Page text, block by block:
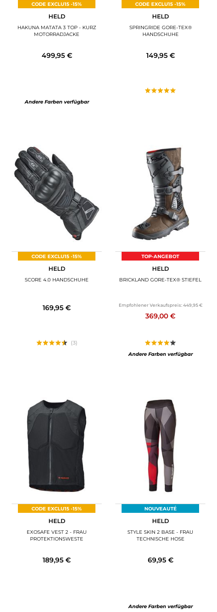
CODE EXCLU15 -15%
HELD
HAKUNA MATATA 3 TOP - KURZ
MOTORRADJACKE
499,95 €
Andere Farben verfügbar
CODE EXCLU15 -15%
HELD
SPRINGRIDE GORE-TEX®
HANDSCHUHE
149,95 €
CODE EXCLU15 -15%
HELD
SCORE 4.0 HANDSCHUHE
169,95 €
(3)
TOP-ANGEBOT
HELD
BRICKLAND GORE-TEX® STIEFEL
Empfohlener Verkaufspreis: 449,95 €
369,00 €
Andere Farben verfügbar
CODE EXCLU15 -15%
HELD
EXOSAFE VEST 2 - FRAU
PROTEKTIONSWESTE
189,95 €
NOUVEAUTÉ
HELD
STYLE SKIN 2 BASE - FRAU
TECHNISCHE HOSE
69,95 €
Andere Farben verfügbar